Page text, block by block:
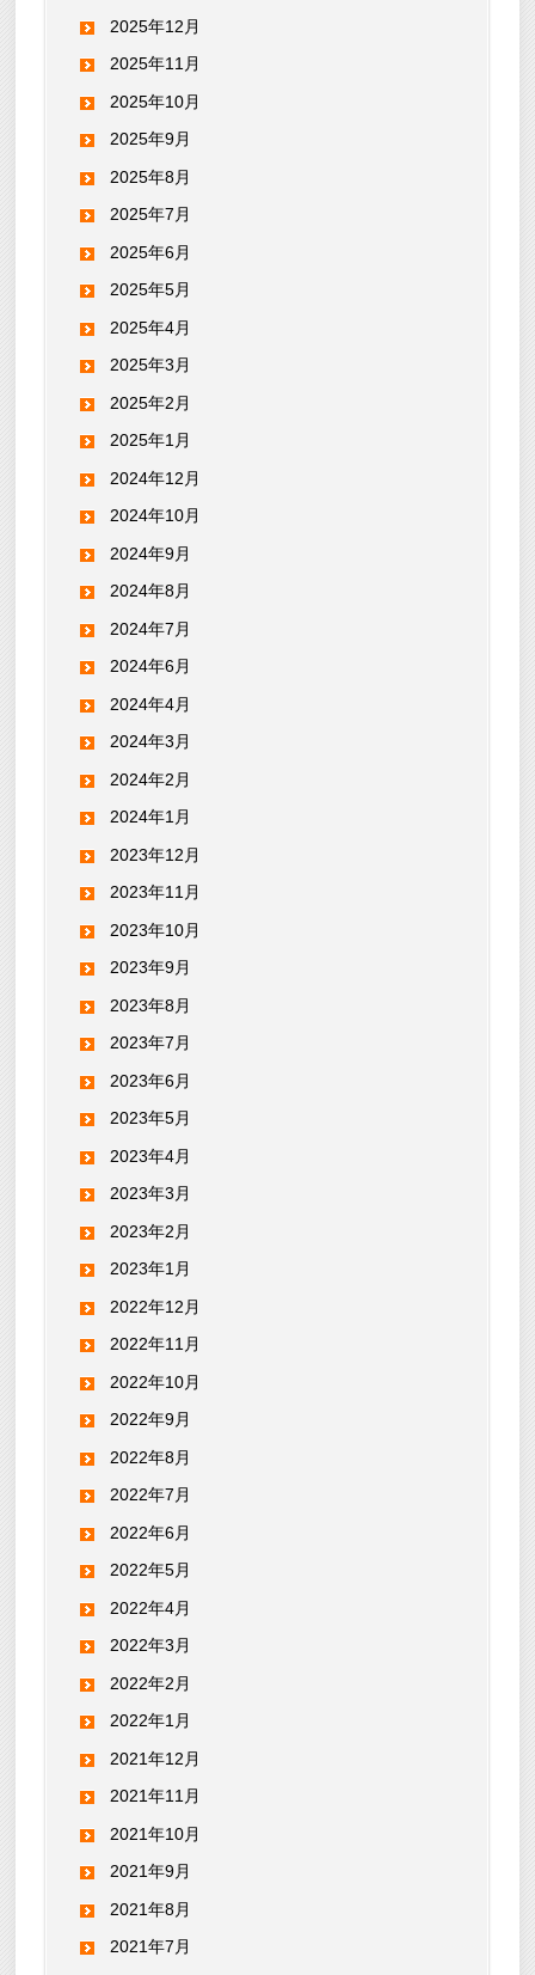
2025年12月
2025年11月
2025年10月
2025年9月
2025年8月
2025年7月
2025年6月
2025年5月
2025年4月
2025年3月
2025年2月
2025年1月
2024年12月
2024年10月
2024年9月
2024年8月
2024年7月
2024年6月
2024年4月
2024年3月
2024年2月
2024年1月
2023年12月
2023年11月
2023年10月
2023年9月
2023年8月
2023年7月
2023年6月
2023年5月
2023年4月
2023年3月
2023年2月
2023年1月
2022年12月
2022年11月
2022年10月
2022年9月
2022年8月
2022年7月
2022年6月
2022年5月
2022年4月
2022年3月
2022年2月
2022年1月
2021年12月
2021年11月
2021年10月
2021年9月
2021年8月
2021年7月